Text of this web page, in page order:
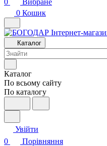
0
Вибране
0 Кошик
Каталог
Каталог
По всьому сайту
По каталогу
Увійти
0
Порівняння